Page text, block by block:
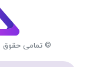
© تمامی حقوق